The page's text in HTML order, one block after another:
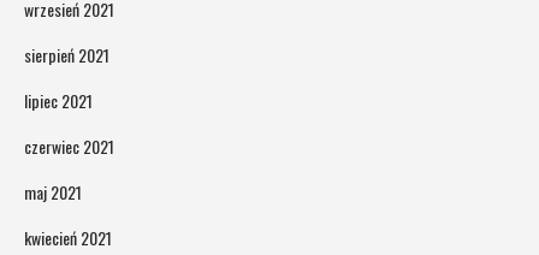
wrzesień 2021
sierpień 2021
lipiec 2021
czerwiec 2021
maj 2021
kwiecień 2021